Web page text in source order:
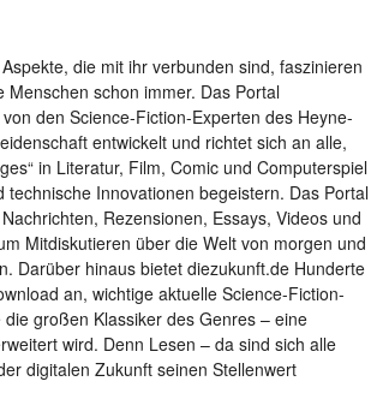
die mit ihr verbunden sind, faszinieren
Menschen schon immer. Das Portal
den Science-Fiction-Experten des Heyne-
entwickelt und richtet sich an alle,
in Literatur, Film, Comic und Computerspiel
technische Innovationen begeistern. Das Portal
Rezensionen, Essays, Videos und
Mitdiskutieren über die Welt von morgen und
Darüber hinaus bietet diezukunft.de Hunderte
an, wichtige aktuelle Science-Fiction-
großen Klassiker des Genres – eine
wird. Denn Lesen – da sind sich alle
digitalen Zukunft seinen Stellenwert